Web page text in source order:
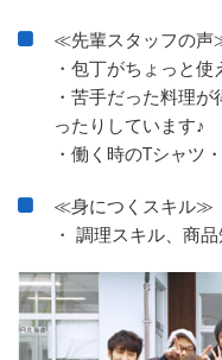
≪先輩スタッフの
・包丁がちょっと
・苦手だった料理
ったりしています♪
・働く時のTシャツ
≪身につくスキル≫
・ 調理スキル、商